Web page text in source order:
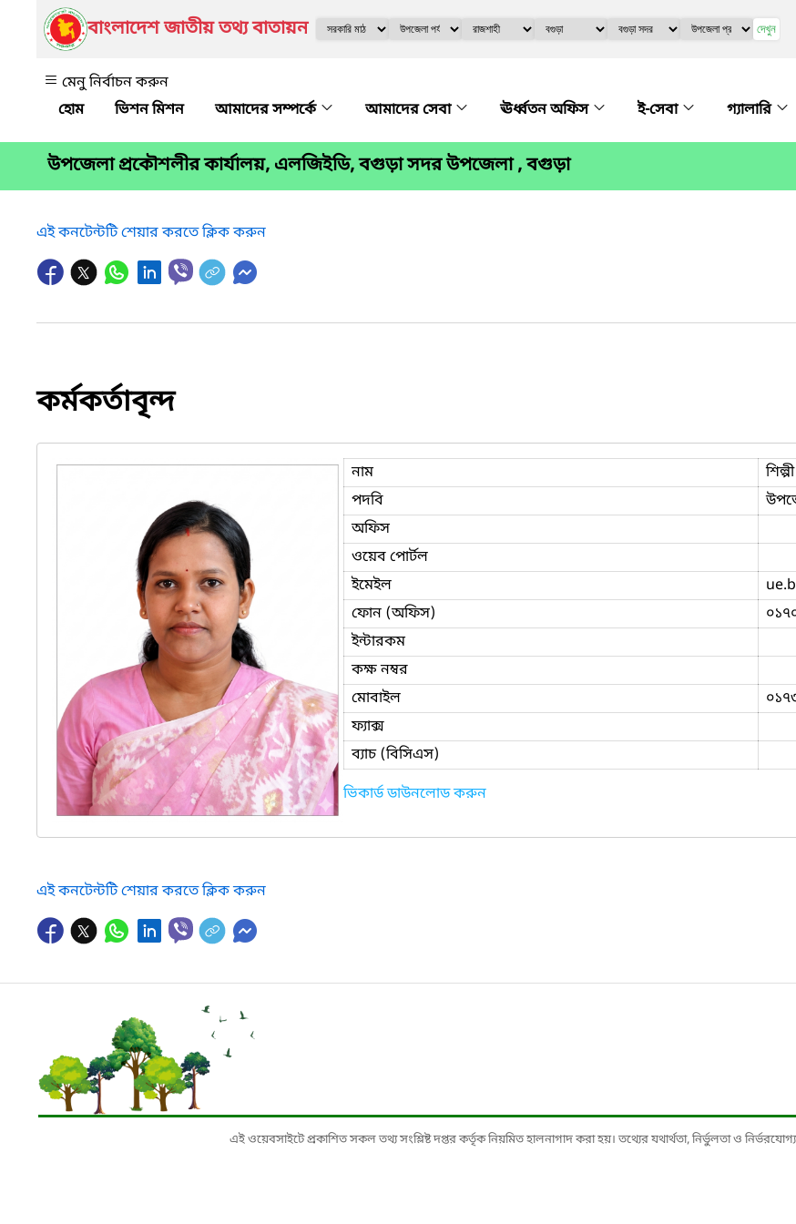
বাংলাদেশ জাতীয় তথ্য বাতায়ন দেখুন
মেনু নির্বাচন করুন
ভিশন মিশন
আমাদের সম্পর্কে আমাদের সেবা ঊর্ধ্বতন অফিস ই-সেবা গ্যালারি
উপজেলা প্রকৌশলীর কার্যালয়, এলজিইডি, বগুড়া সদর উপজেলা , বগুড়া
এই কনটেন্টটি শেয়ার করতে ক্লিক করুন
কর্মকর্তাবৃন্দ
নাম
পদবি
অফিস
ওয়েব পোর্টল
ইমেইল
ফোন (অফিস)
ইন্টারকম
কক্ষ নম্বর
মোবাইল
ফ্যাক্স
ব্যাচ (বিসিএস)
ভিকার্ড ডাউনলোড করুন
এই কনটেন্টটি শেয়ার করতে ক্লিক করুন
এই ওয়েবসাইটে প্রকাশিত সকল তথ্য সংশ্লিষ্ট দপ্তর কর্তৃক নিয়মিত হালনাগাদ করা হয়। তথ্যের যথার্থতা, নির্ভুলতা ও